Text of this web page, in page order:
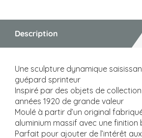
Description
Une sculpture dynamique
guépard sprinteur
Inspiré par des objets de
années 1920 de grande valeur
Moulé à partir d’un original
aluminium massif avec une finition
Parfait pour ajouter de l’intérêt